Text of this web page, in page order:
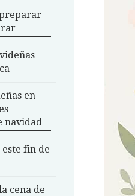
en
navidad
fin de
cena de